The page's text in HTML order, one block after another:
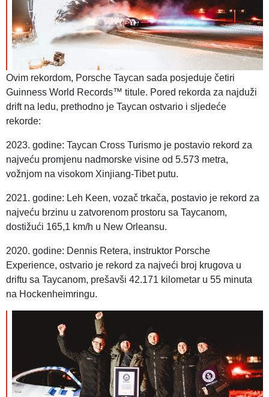
Ovim rekordom, Porsche Taycan sada posjeduje četiri
Guinness World Records™ titule. Pored rekorda za najduži
drift na ledu, prethodno je Taycan ostvario i sljedeće
rekorde:
2023. godine: Taycan Cross Turismo je postavio rekord za
najveću promjenu nadmorske visine od 5.573 metra,
vožnjom na visokom Xinjiang-Tibet putu.
2021. godine: Leh Keen, vozač trkača, postavio je rekord za
najveću brzinu u zatvorenom prostoru sa Taycanom,
dostižući 165,1 km/h u New Orleansu.
2020. godine: Dennis Retera, instruktor Porsche
Experience, ostvario je rekord za najveći broj krugova u
driftu sa Taycanom, prešavši 42.171 kilometar u 55 minuta
na Hockenheimringu.